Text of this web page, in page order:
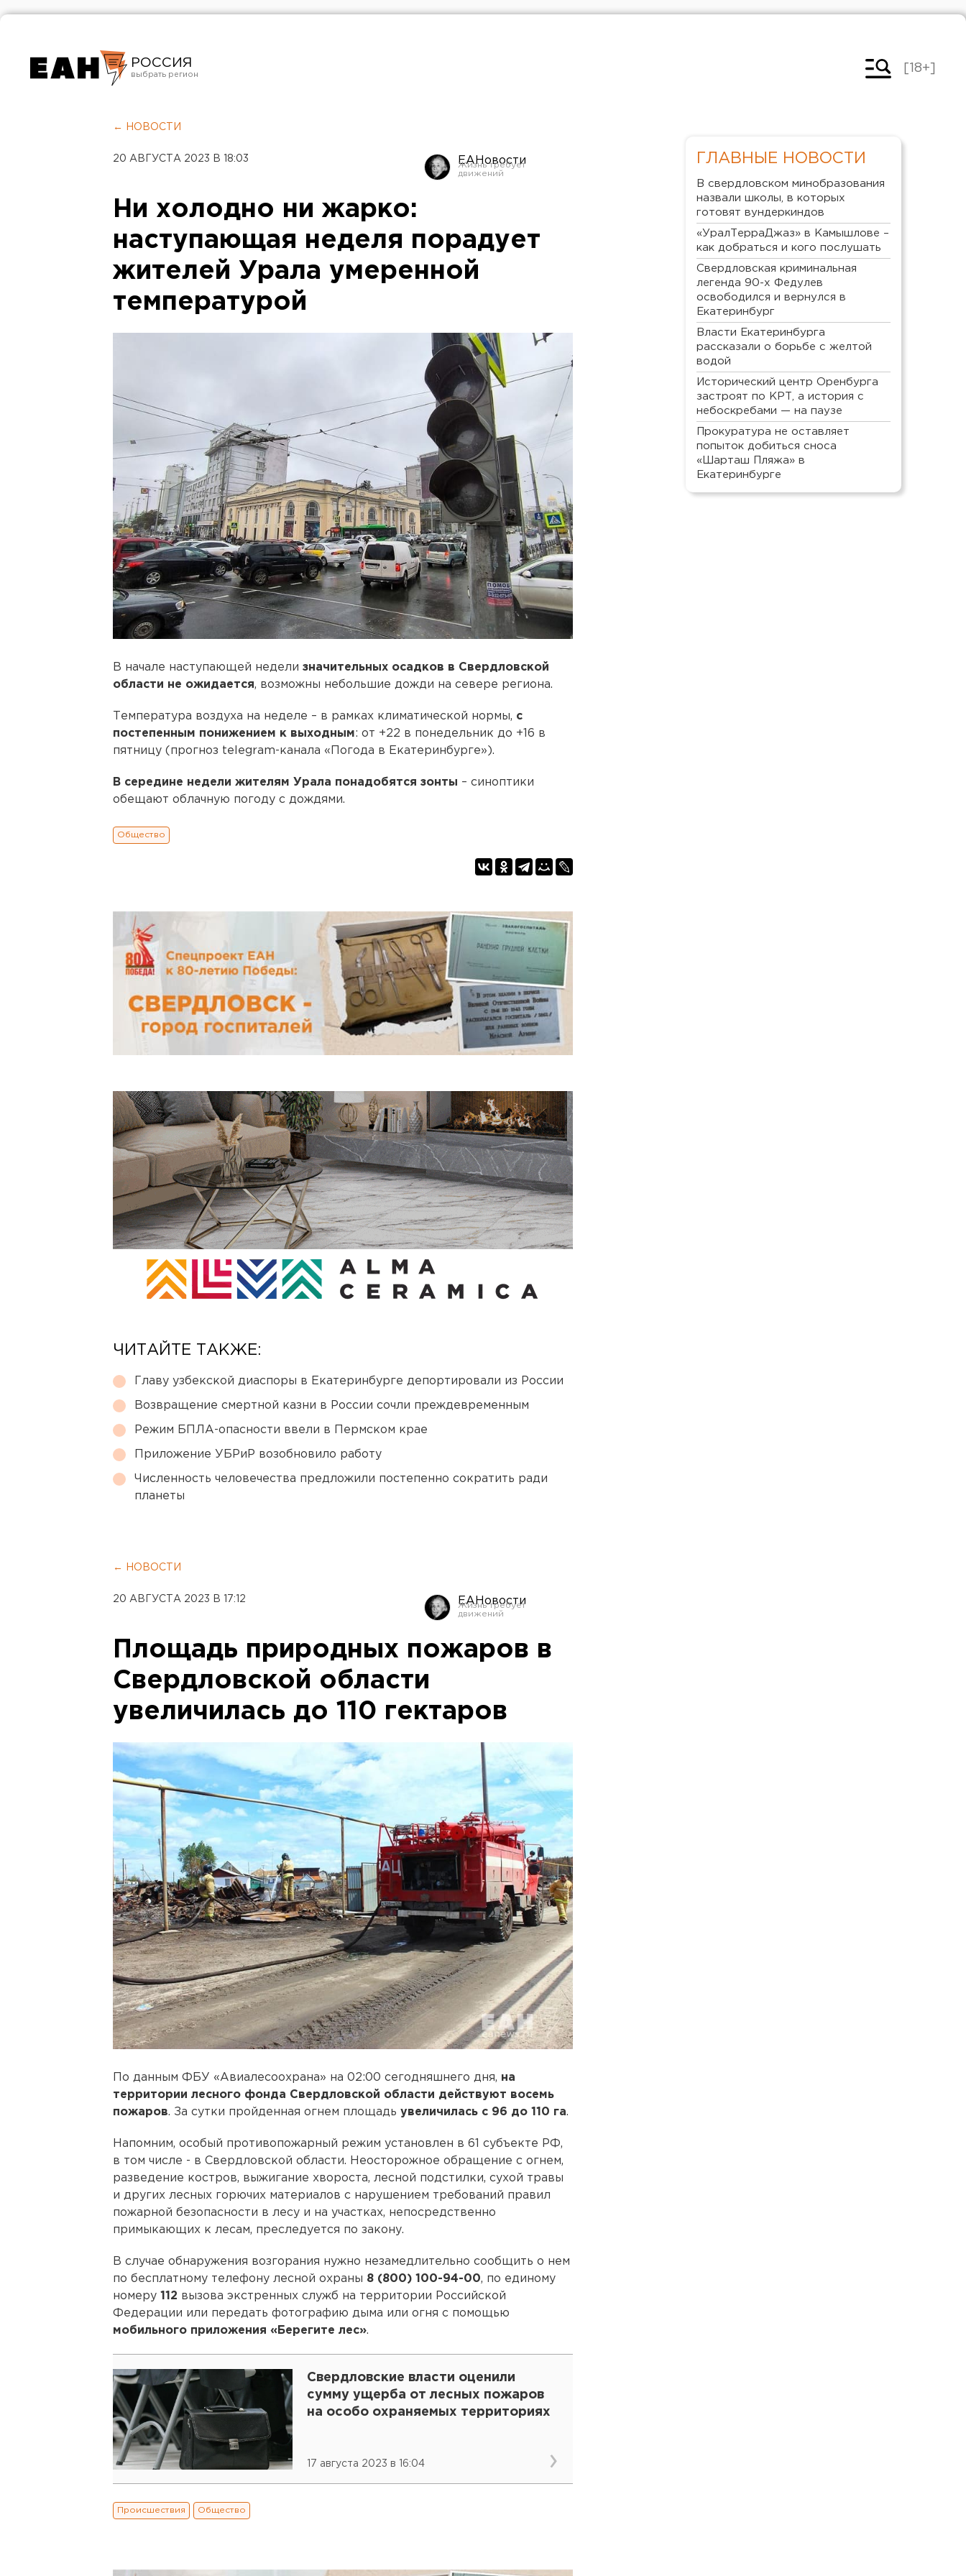
РОССИЯ
Челябинск
[18+]
← НОВОСТИ
20 АВГУСТА 2023 В 18:03 ЕАНовости
Ни холодно ни жарко:
наступающая неделя порадует
жителей Урала умеренной
температурой
В начале наступающей недели значительных осадков в Свердловской
области не ожидается, возможны небольшие дожди на севере региона.
Температура воздуха на неделе – в рамках климатической нормы, с
постепенным понижением к выходным: от +22 в понедельник до +16 в
пятницу (прогноз tеlеgram-канала «Погода в Екатеринбурге»).
В середине недели жителям Урала понадобятся зонты – синоптики
обещают облачную погоду с дождями.
Общество
ЧИТАЙТЕ ТАКЖЕ:
Главу узбекской диаспоры в Екатеринбурге депортировали из России
Возвращение смертной казни в России сочли преждевременным
Режим БПЛА-опасности ввели в Пермском крае
Приложение УБРиР возобновило работу
Численность человечества предложили постепенно сократить ради
планеты
← НОВОСТИ
20 АВГУСТА 2023 В 17:12 ЕАНовости
Площадь природных пожаров в
Свердловской области
увеличилась до 110 гектаров
По данным ФБУ «Авиалесоохрана» на 02:00 сегодняшнего дня, на
территории лесного фонда Свердловской области действуют восемь
пожаров. За сутки пройденная огнем площадь увеличилась с 96 до 110 га.
Напомним, особый противопожарный режим установлен в 61 субъекте РФ,
в том числе - в Свердловской области. Неосторожное обращение с огнем,
разведение костров, выжигание хвороста, лесной подстилки, сухой травы
и других лесных горючих материалов с нарушением требований правил
пожарной безопасности в лесу и на участках, непосредственно
примыкающих к лесам, преследуется по закону.
В случае обнаружения возгорания нужно незамедлительно сообщить о нем
по бесплатному телефону лесной охраны 8 (800) 100-94-00, по единому
номеру 112 вызова экстренных служб на территории Российской
Федерации или передать фотографию дыма или огня с помощью
мобильного приложения «Берегите лес».
Свердловские власти оценили
сумму ущерба от лесных пожаров
на особо охраняемых территориях
17 августа 2023 в 16:04
Происшествия Общество
ГЛАВНЫЕ НОВОСТИ
В свердловском минобразования
назвали школы, в которых
готовят вундеркиндов
«УралТерраДжаз» в Камышлове –
как добраться и кого послушать
Свердловская криминальная
легенда 90-х Федулев
освободился и вернулся в
Екатеринбург
Власти Екатеринбурга
рассказали о борьбе с желтой
водой
Исторический центр Оренбурга
застроят по КРТ, а история с
небоскребами — на паузе
Прокуратура не оставляет
попыток добиться сноса
«Шарташ Пляжа» в
Екатеринбурге